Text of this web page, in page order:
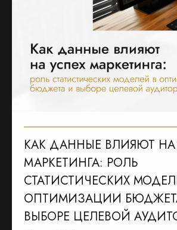
КАК ДАННЫЕ ВЛИЯЮТ НА
МАРКЕТИНГА: РОЛЬ
СТАТИСТИЧЕСКИХ
ОПТИМИЗАЦИИ
ВЫБОРЕ ЦЕЛЕВОЙ